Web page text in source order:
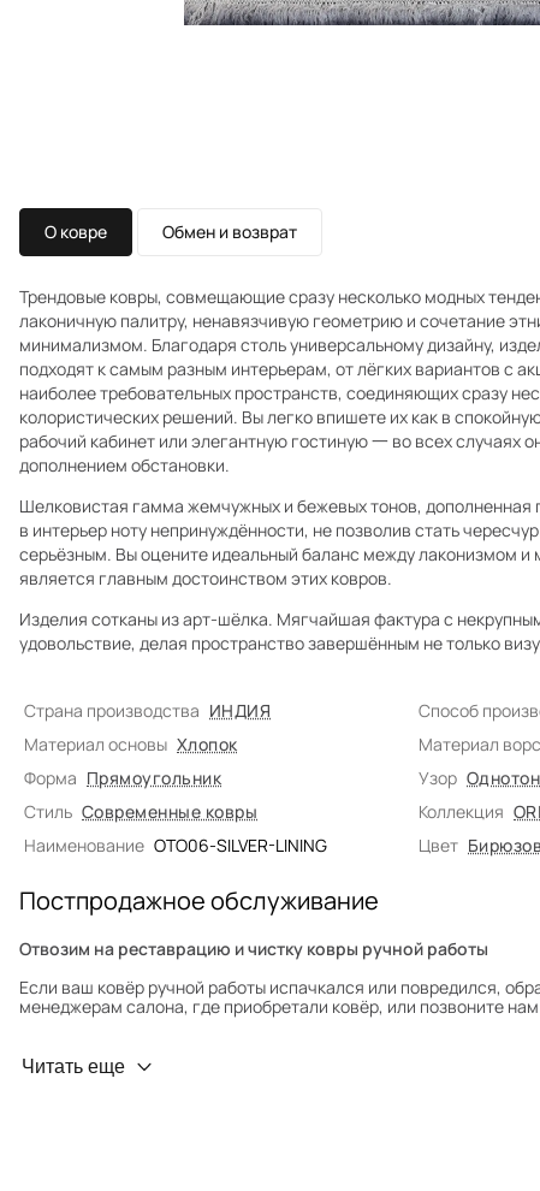
О ковре Обмен и возврат
Трендовые ковры, совмещающие сразу несколько модных
лаконичную палитру, ненавязчивую геометрию и сочетание
минимализмом. Благодаря столь универсальному дизайну,
подходят к самым разным интерьерам, от лёгких вариантов с
наиболее требовательных пространств, соединяющих сразу
колористических решений. Вы легко впишете их как в
рабочий кабинет или элегантную гостиную 一 во всех случаях
дополнением обстановки.
Шелковистая гамма жемчужных и бежевых тонов, дополненная
в интерьер ноту непринуждённости, не позволив стать
серьёзным. Вы оцените идеальный баланс между лаконизмом и
является главным достоинством этих ковров.
Изделия сотканы из арт-шёлка. Мягчайшая фактура с
удовольствие, делая пространство завершённым не только
Страна производства ИНДИЯ Способ
Материал основы Хлопок Материал
Форма Прямоугольник Узор
Стиль Современные ковры Коллекция
Наименование OTO06-SILVER-LINING Цвет
Постпродажное обслуживание
Отвозим на реставрацию и чистку ковры ручной работы
Если ваш ковёр ручной работы испачкался или повредился,
менеджерам салона, где приобретали ковёр, или позвоните
Профилактика износа
Читать еще